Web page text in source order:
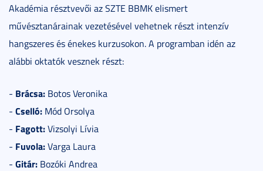
Akadémia résztvevői az SZTE BBMK elismert
művésztanárainak vezetésével vehetnek részt intenzív
hangszeres és énekes kurzusokon. A programban idén az
alábbi oktatók vesznek részt:
- Brácsa: Botos Veronika
- Cselló: Mód Orsolya
- Fagott:Vizsolyi Lívia
- Fuvola:Varga Laura
- Gitár: Bozóki Andrea